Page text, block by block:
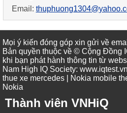
Email:
Mọi ý kiến đóng góp xin gửi về
Bản quyền thuộc về © Cộng Đồng
khi bạn phát hành thông tin từ
Nam High IQ Society: www.iqtest.vn
thue xe mercedes | Nokia mobile
Nokia
Thành viên VNHiQ